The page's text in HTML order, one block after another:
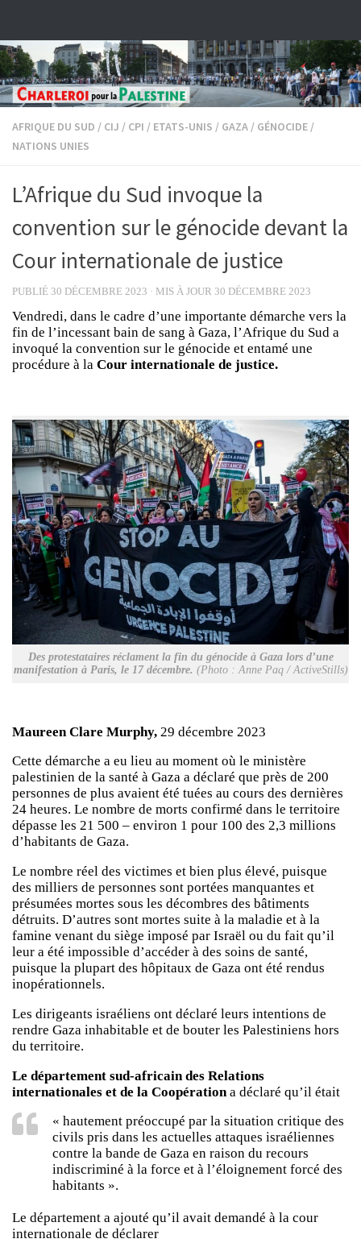
AFRIQUE DU SUD / CIJ / CPI / ETATS-UNIS / GAZA / GÉNOCIDE /
NATIONS UNIES
L’Afrique du Sud invoque la
convention sur le génocide devant la
Cour internationale de justice
PUBLIÉ 30 DÉCEMBRE 2023 · MIS À JOUR 30 DÉCEMBRE 2023
Vendredi, dans le cadre d’une importante démarche vers la
fin de l’incessant bain de sang à Gaza, l’Afrique du Sud a
invoqué la convention sur le génocide et entamé une
procédure à la Cour internationale de justice.
Des protestataires réclament la fin du génocide à Gaza lors d’une
manifestation à Paris, le 17 décembre. (Photo : Anne Paq / ActiveStills)
Maureen Clare Murphy, 29 décembre 2023
Cette démarche a eu lieu au moment où le ministère
palestinien de la santé à Gaza a déclaré que près de 200
personnes de plus avaient été tuées au cours des dernières
24 heures. Le nombre de morts confirmé dans le territoire
dépasse les 21 500 – environ 1 pour 100 des 2,3 millions
d’habitants de Gaza.
Le nombre réel des victimes et bien plus élevé, puisque
des milliers de personnes sont portées manquantes et
présumées mortes sous les décombres des bâtiments
détruits. D’autres sont mortes suite à la maladie et à la
famine venant du siège imposé par Israël ou du fait qu’il
leur a été impossible d’accéder à des soins de santé,
puisque la plupart des hôpitaux de Gaza ont été rendus
inopérationnels.
Les dirigeants israéliens ont déclaré leurs intentions de
rendre Gaza inhabitable et de bouter les Palestiniens hors
du territoire.
Le département sud-africain des Relations
internationales et de la Coopération a déclaré qu’il était
« hautement préoccupé par la situation critique des
civils pris dans les actuelles attaques israéliennes
contre la bande de Gaza en raison du recours
indiscriminé à la force et à l’éloignement forcé des
habitants ».
Le département a ajouté qu’il avait demandé à la cour
internationale de déclarer